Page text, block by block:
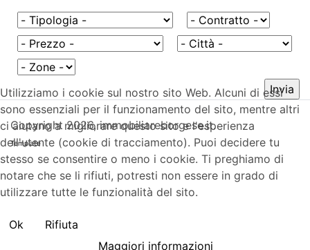
Copyright 2026, immobiliareborgese.it.
Template
Utilizziamo i cookie sul nostro sito Web. Alcuni di essi
sono essenziali per il funzionamento del sito, mentre altri
ci aiutano a migliorare questo sito e l'esperienza
dell'utente (cookie di tracciamento). Puoi decidere tu
stesso se consentire o meno i cookie. Ti preghiamo di
notare che se li rifiuti, potresti non essere in grado di
utilizzare tutte le funzionalità del sito.
Ok
Rifiuta
Maggiori informazioni